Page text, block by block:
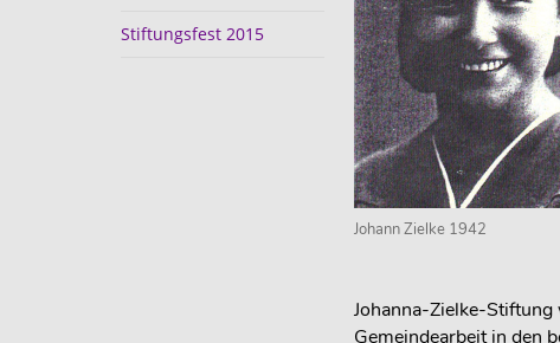
Stiftungsfest 2015
Johann Zielke 1942
Johanna-Zielke-
Gemeindearbeit in den